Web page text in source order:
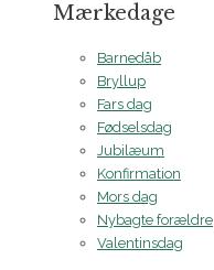
Mærkedage
Barnedåb
Bryllup
Fars dag
Fødselsdag
Jubilæum
Konfirmation
Mors dag
Nybagte forældre
Valentinsdag